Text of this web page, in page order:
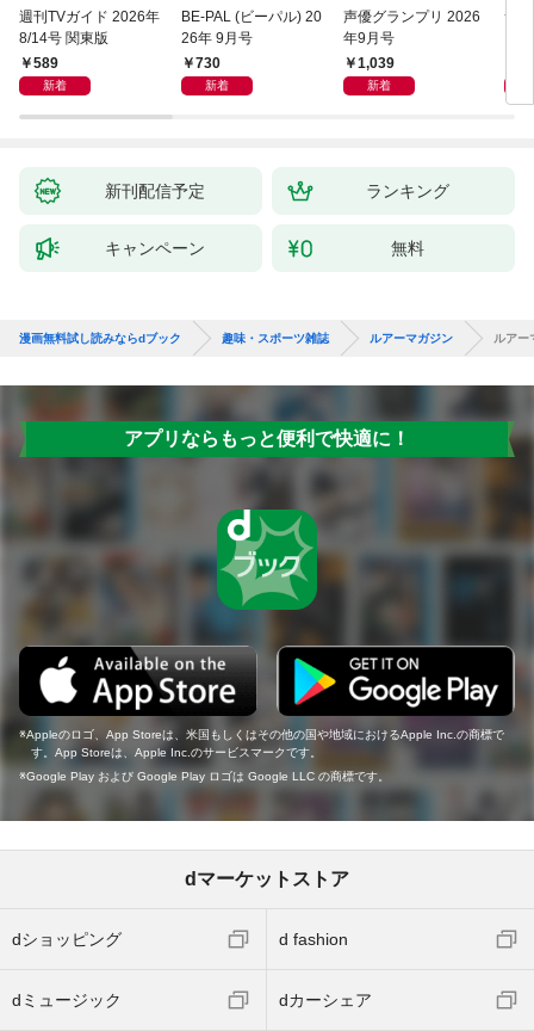
週刊TVガイド 2026年
8/14号 関東版
589
新着
BE-PAL (ビーパル) 20
26年 9月号
730
新着
声優グランプリ 2026
年9月号
1,039
新着
サ
新刊配信予定 ランキング
キャンペーン 無料
漫画無料試し読みならdブック 趣味・スポーツ雑誌 ルアーマガジン ルアー
アプリならもっと便利で快適に！
Appleのロゴ、App Storeは、米国もしくはその他の国や地域におけるApple Inc.の商標で
す。App Storeは、Apple Inc.のサービスマークです。
Google Play および Google Play ロゴは Google LLC の商標です。
dマーケットストア
dショッピング d fashion
dミュージック dカーシェア